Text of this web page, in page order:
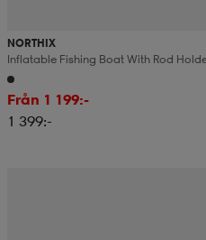
NORTHIX
Från 1 199:-
1 399:-